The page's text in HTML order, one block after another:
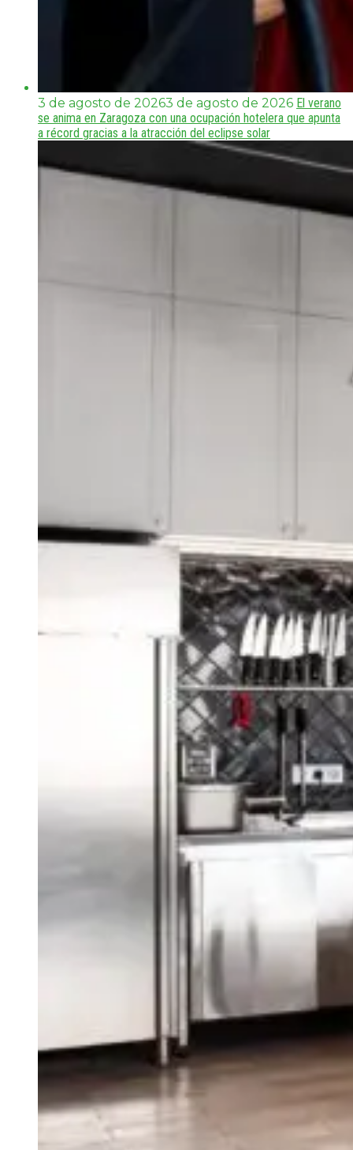
3 de agosto de 20263 de agosto de 2026 El verano
se anima en Zaragoza con una ocupación hotelera que apunta
a récord gracias a la atracción del eclipse solar